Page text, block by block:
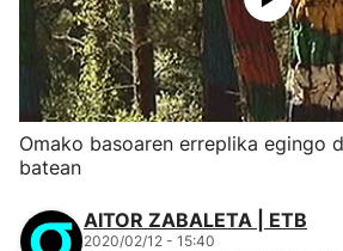
Omako basoaren erreplika egingo
batean
AITOR ZABALETA | ETB
2020/02/12 - 15:40